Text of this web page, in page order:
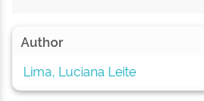
Author
Lima, Luciana Leite